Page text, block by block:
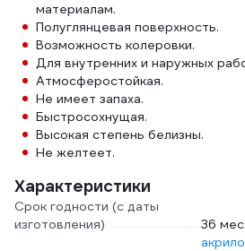
материалам.
Полуглянцевая поверхность.
Возможность колеровки.
Для внутренних и наружных
Атмосферостойкая.
Не имеет запаха.
Быстросохнущая.
Высокая степень белизны.
Не желтеет.
Характеристики
Срок годности (с даты
изготовления)
36 мес